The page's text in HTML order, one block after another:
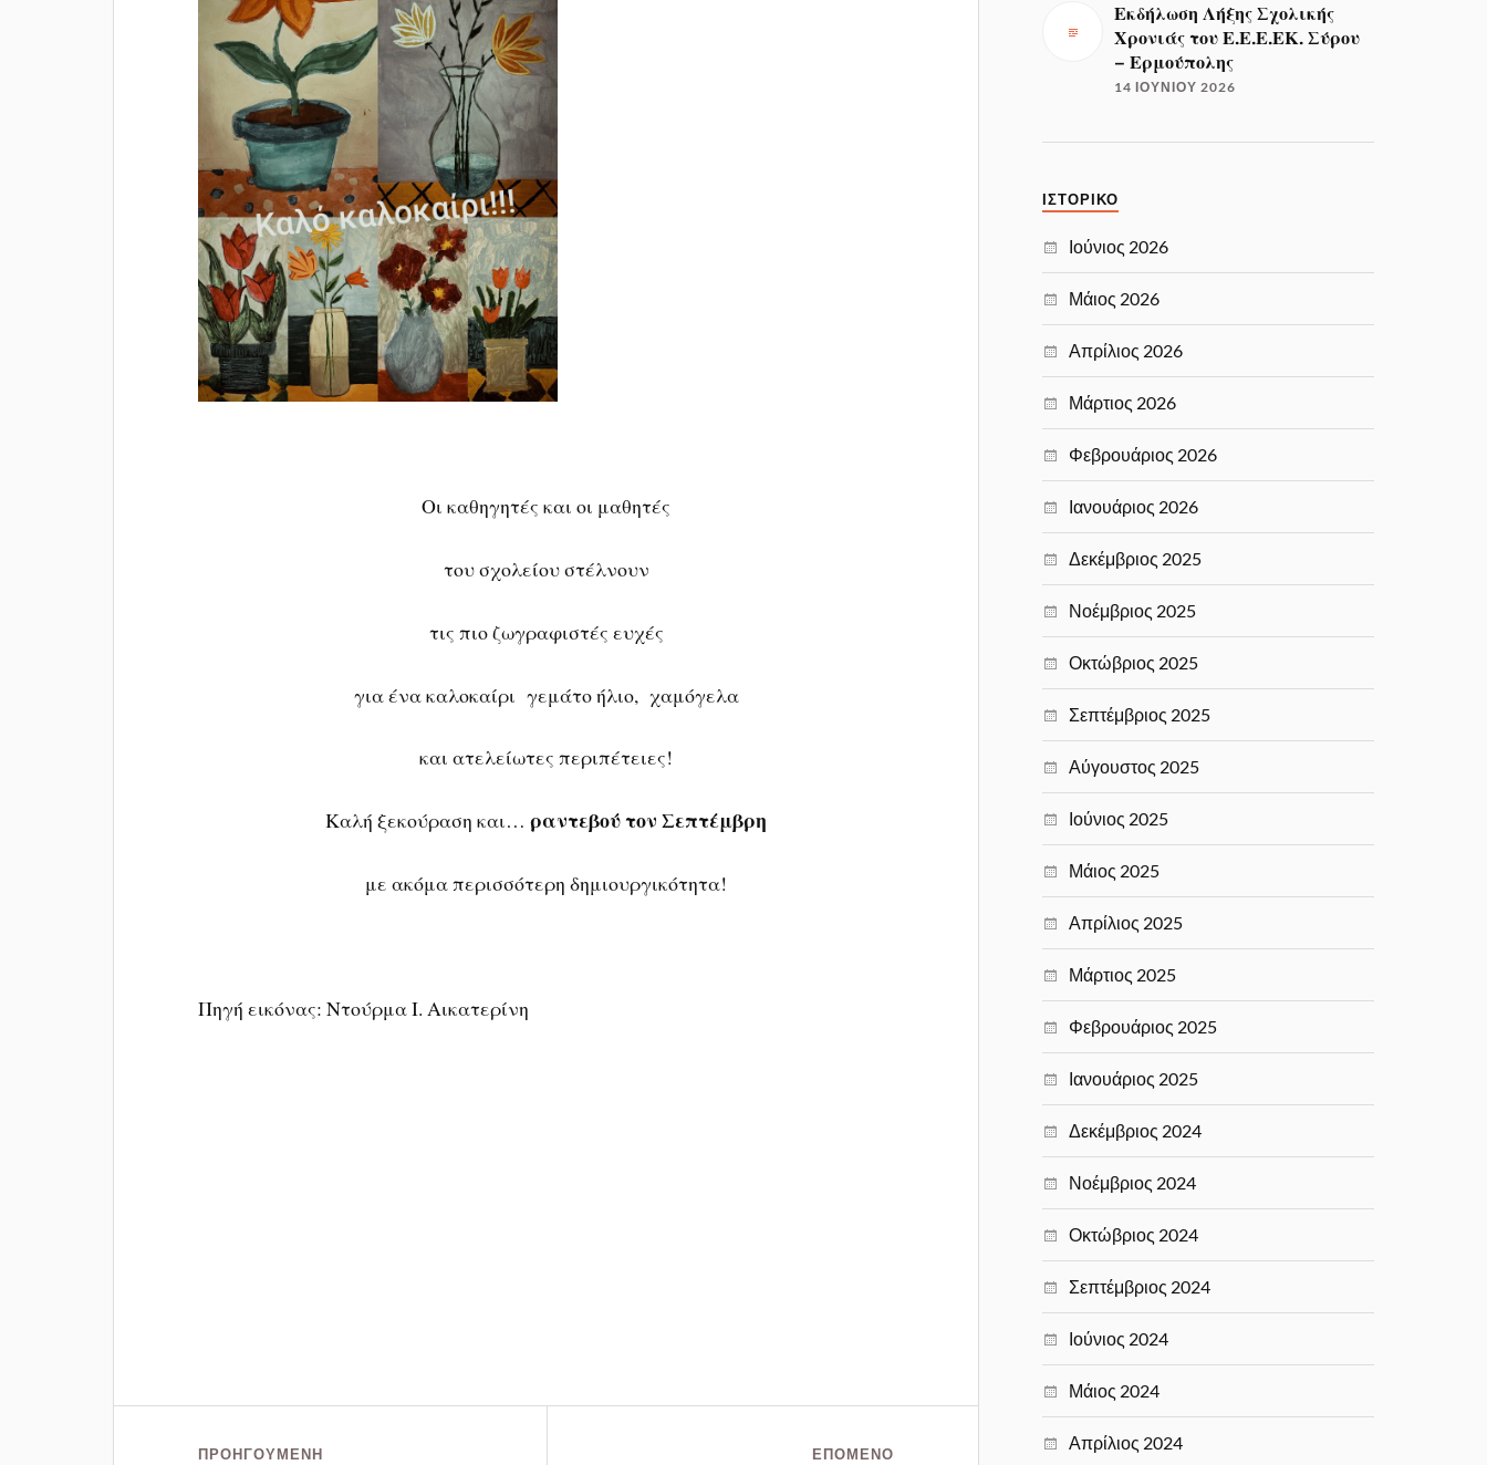
Οι καθηγητές και οι μαθητές
του σχολείου στέλνουν
τις πιο ζωγραφιστές ευχές
για ένα καλοκαίρι γεμάτο ήλιο, χαμόγελα
και ατελείωτες περιπέτειες!
Καλή ξεκούραση και…ραντεβού τον Σεπτέμβρη
με ακόμα περισσότερη δημιουργικότητα!
Πηγή εικόνας: Ντούρμα Ι. Αικατερίνη
ΠΡΟΗΓΟΎΜΕΝΗ ΕΠΌΜΕΝΟ
Εκδήλωση Λήξης Σχολικής
Χρονιάς του Ε.Ε.Ε.ΕΚ. Σύρου
– Ερμούπολης
14 ΙΟΥΝΊΟΥ 2026
ΙΣΤΟΡΙΚΌ
Ιούνιος 2026
Μάιος 2026
Απρίλιος 2026
Μάρτιος 2026
Φεβρουάριος 2026
Ιανουάριος 2026
Δεκέμβριος 2025
Νοέμβριος 2025
Οκτώβριος 2025
Σεπτέμβριος 2025
Αύγουστος 2025
Ιούνιος 2025
Μάιος 2025
Απρίλιος 2025
Μάρτιος 2025
Φεβρουάριος 2025
Ιανουάριος 2025
Δεκέμβριος 2024
Νοέμβριος 2024
Οκτώβριος 2024
Σεπτέμβριος 2024
Ιούνιος 2024
Μάιος 2024
Απρίλιος 2024